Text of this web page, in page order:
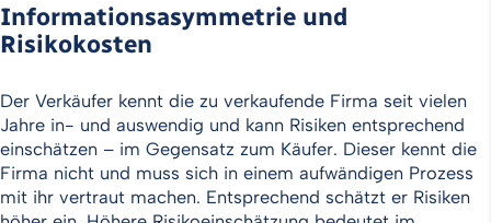
Informationsasymmetrie und
Risikokosten
Der Verkäufer kennt die zu verkaufende Firma seit vielen
Jahre in- und auswendig und kann Risiken entsprechend
einschätzen – im Gegensatz zum Käufer. Dieser kennt die
Firma nicht und muss sich in einem aufwändigen Prozess
mit ihr vertraut machen. Entsprechend schätzt er Risiken